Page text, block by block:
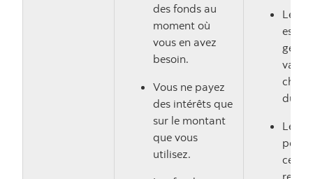
des fonds au
moment où
vous en avez
besoin.
Vous ne payez
des intérêts que
sur le montant
que vous
utilisez.
Le
est
du
Les
ce